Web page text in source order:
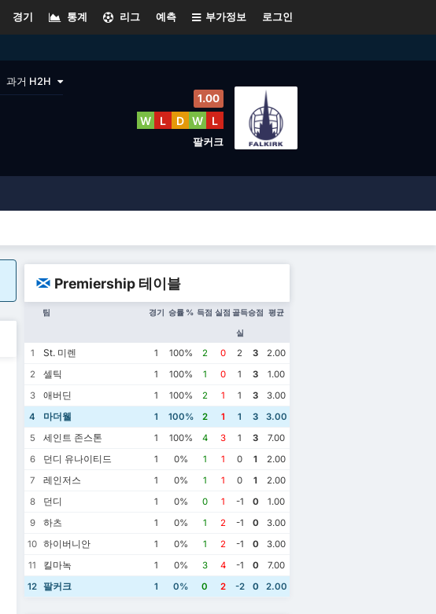
로그인
부가정보
예측
리그
통계
경기
과거 H2H
1.00
W L D W L
팔커크
Premiership 테이블
팀 경기 승률 % 득점 실점 골득
실
승점 평균
1 St. 미렌 1 100% 2 0 2 3
2.00
2
셀틱 1 100% 1 0 1 3
1.00
3
애버딘 1 100% 2 1 1 3
3.00
4
마더웰 1 100% 2 1 1 3
3.00
5
세인트 존스톤 1 100% 4 3 1 3
7.00
6
던디 유나이티드 1 0% 1 1 0 1
2.00
7
레인저스 1 0% 1 1 0 1
2.00
8
던디 1 0% 0 1 -1 0
1.00
9
하츠 1 0% 1 2 -1 0
3.00
10 하이버니안 1 0% 1 2 -1 0
3.00
11
킬마녹 1 0% 3 4 -1 0
7.00
12 팔커크 1 0% 0 2 -2 0 2.00